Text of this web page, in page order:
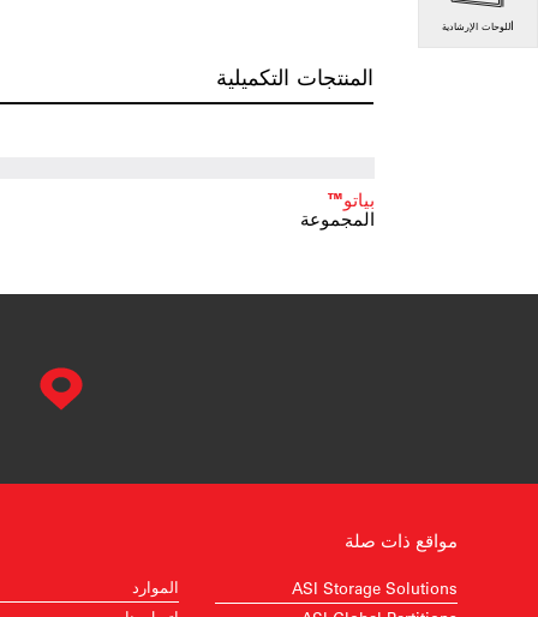
المنتجات التكميلية
بياتو™
المجموعة
اللوحات الإرشادية
الموارد
مواقع ذات صلة
ASI Storage Solutions